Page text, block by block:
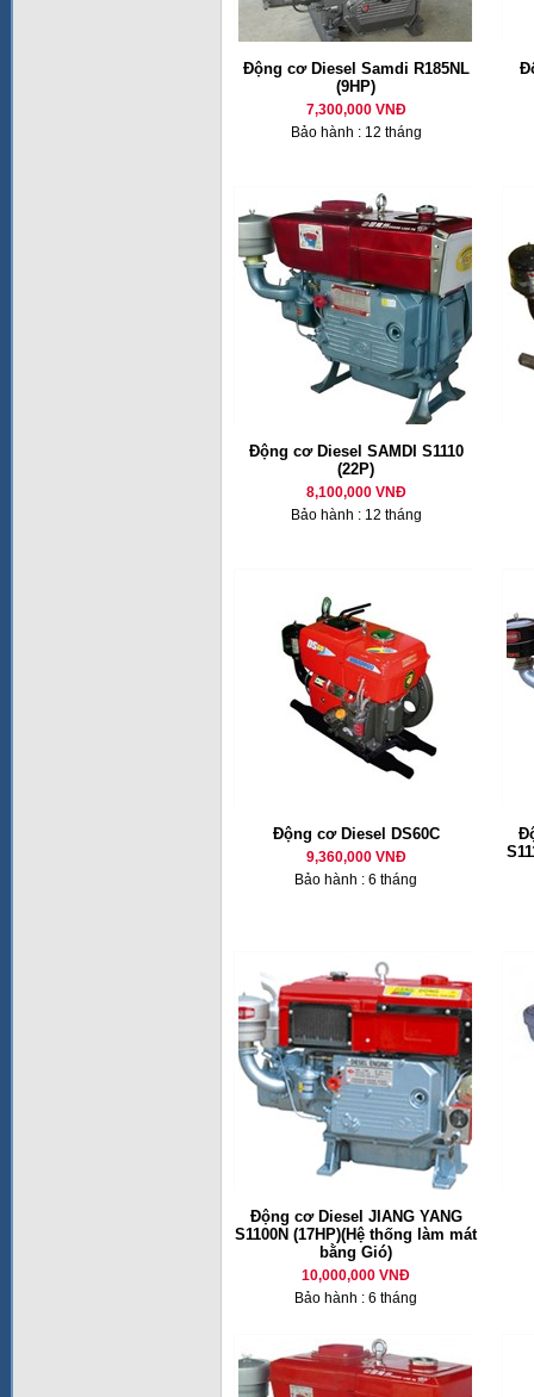
Động cơ Diesel Samdi R185NL
(9HP)
7,300,000 VNĐ
Bảo hành : 12 tháng
Động cơ Diesel SAMDI S1110
(22P)
8,100,000 VNĐ
Bảo hành : 12 tháng
Động cơ Diesel DS60C
9,360,000 VNĐ
Bảo hành : 6 tháng
Động cơ Diesel JIANG YANG
S1100N (17HP)(Hệ thống làm mát
bằng Gió)
10,000,000 VNĐ
Bảo hành : 6 tháng